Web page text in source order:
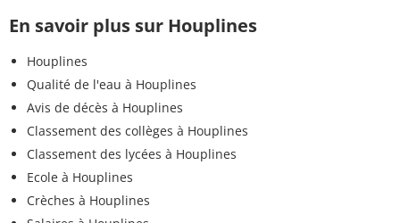
En savoir plus sur Houplines
Houplines
Qualité de l'eau à Houplines
Avis de décès à Houplines
Classement des collèges à Houplines
Classement des lycées à Houplines
Ecole à Houplines
Crèches à Houplines